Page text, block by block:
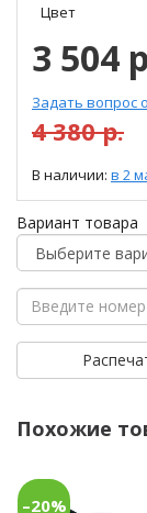
Цвет
3 504
Задать вопрос
4 380 р.
В наличии: в 2
Вариант товара
Похожие
–20%